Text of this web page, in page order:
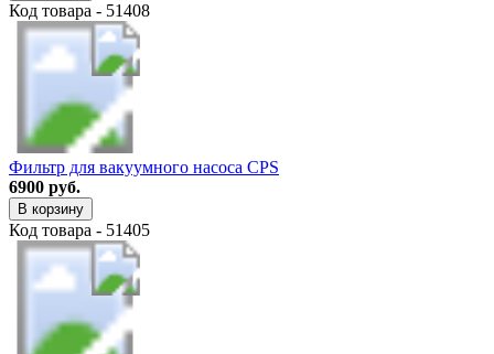
Код товара - 51408
Фильтр для вакуумного насоса CPS
6900 руб.
В корзину
Код товара - 51405